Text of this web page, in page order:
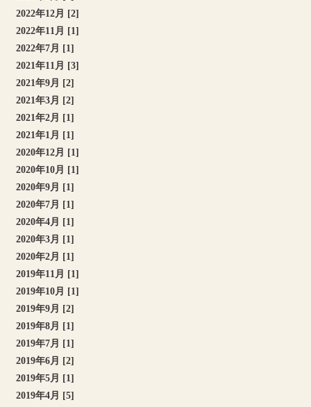
2022年12月 [2]
2022年11月 [1]
2022年7月 [1]
2021年11月 [3]
2021年9月 [2]
2021年3月 [2]
2021年2月 [1]
2021年1月 [1]
2020年12月 [1]
2020年10月 [1]
2020年9月 [1]
2020年7月 [1]
2020年4月 [1]
2020年3月 [1]
2020年2月 [1]
2019年11月 [1]
2019年10月 [1]
2019年9月 [2]
2019年8月 [1]
2019年7月 [1]
2019年6月 [2]
2019年5月 [1]
2019年4月 [5]